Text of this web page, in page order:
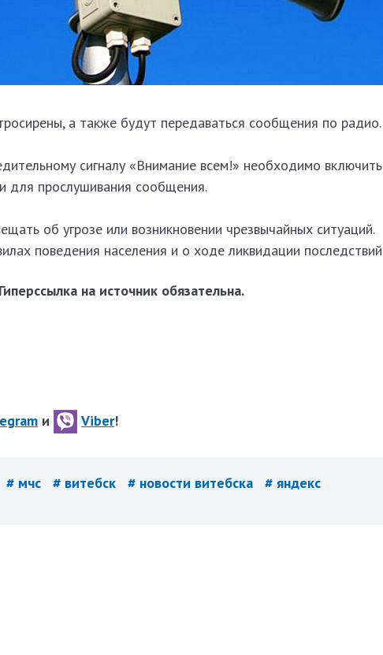
а также будут передаваться сообщения по радио.
сигналу «Внимание всем!» необходимо включить
для прослушивания сообщения.
об угрозе или возникновении чрезвычайных ситуаций.
поведения населения и о ходе ликвидации последствий
на источник обязательна.
и Viber!
# мчс # витебск # новости витебска
# яндекс